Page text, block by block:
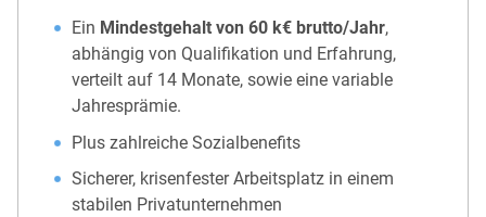
Ein Mindestgehalt von 60 k€ brutto/Jahr,
abhängig von Qualifikation und Erfahrung,
verteilt auf 14 Monate, sowie eine variable
Jahresprämie.
Plus zahlreiche Sozialbenefits
Sicherer, krisenfester Arbeitsplatz in einem
stabilen Privatunternehmen